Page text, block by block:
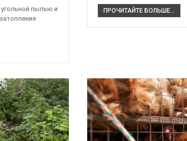
пылью и
ПРОЧИТАЙТЕ БОЛЬШЕ...